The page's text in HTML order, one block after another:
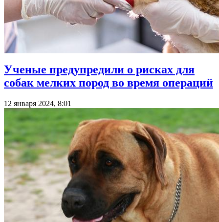
Ученые предупредили о рисках для
собак мелких пород во время операций
12 января 2024, 8:01